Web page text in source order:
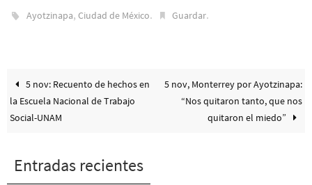
Ayotzinapa,Ciudad de México. Guardar.
5 nov: Recuento de hechos en
la Escuela Nacional de Trabajo
Social-UNAM
5 nov, Monterrey por Ayotzinapa:
“Nos quitaron tanto, que nos
quitaron el miedo”
Entradas recientes